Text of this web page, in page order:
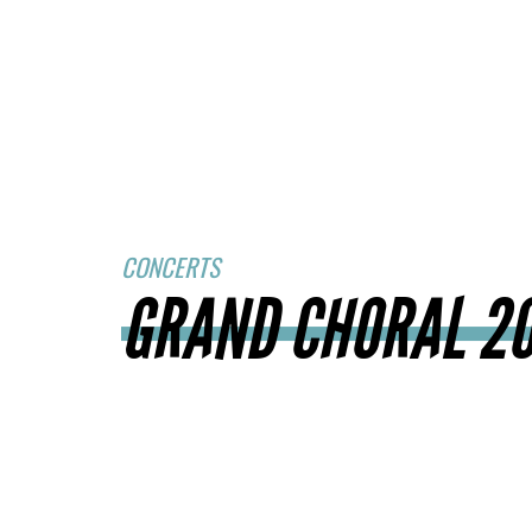
CONCERTS
GRAND CHORAL